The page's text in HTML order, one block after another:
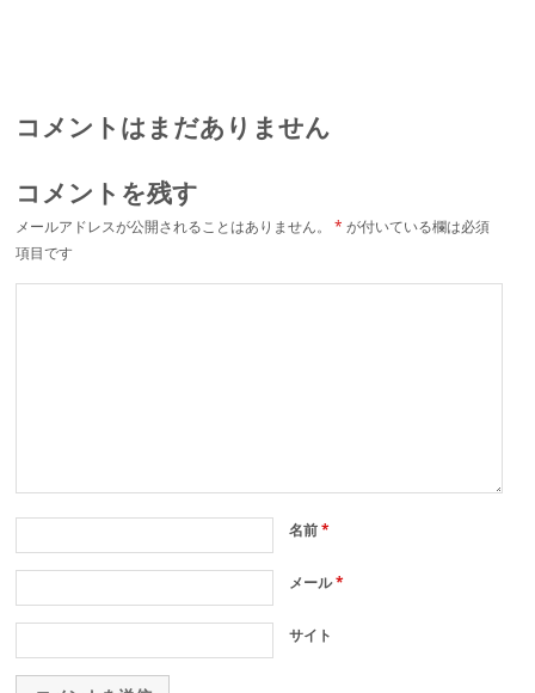
コメントはまだありません
コメントを残す
メールアドレスが公開されることはありません。 * が付いている欄は必須
項目です
名前*
メール*
サイト